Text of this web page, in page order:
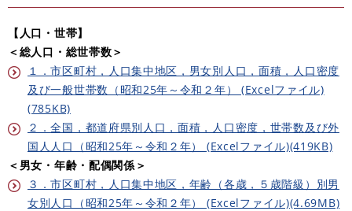
【人口・世帯】
＜総人口・総世帯数＞
１．市区町村，人口集中地区，男女別人口，面積，人口密度
及び一般世帯数（昭和25年～令和２年） (Excelファイル)
(785KB)
２．全国，都道府県別人口，面積，人口密度，世帯数及び外
国人人口（昭和25年～令和２年） (Excelファイル)(419KB)
＜男女・年齢・配偶関係＞
３．市区町村，人口集中地区，年齢（各歳，５歳階級）別男
女別人口（昭和25年～令和２年） (Excelファイル)(4.69MB)